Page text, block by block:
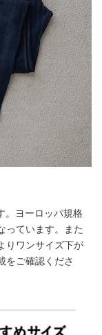
。ヨーロッパ規格
っています。また
りワンサイズ下が
をご確認くださ